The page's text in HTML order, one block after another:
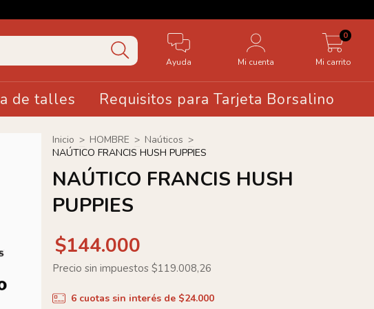
Ayuda Mi cuenta Mi carrito
0
de talles Requisitos para Tarjeta Borsalino
Inicio > HOMBRE > Naúticos >
NAÚTICO FRANCIS HUSH PUPPIES
NAÚTICO FRANCIS HUSH
PUPPIES
$144.000
Precio sin impuestos $119.008,26
6 cuotas sin interés de $24.000